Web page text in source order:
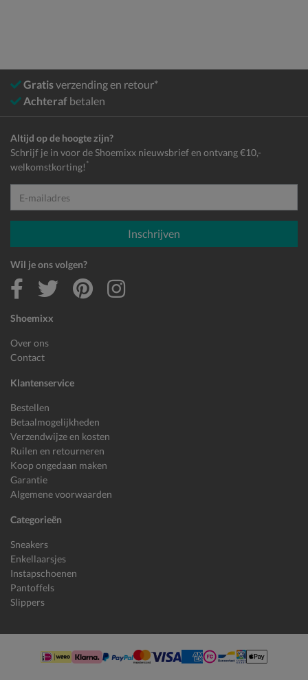
Gratisverzending en retour*
Achteraf betalen
Shoemixx
Over ons
Contact
Klantenservice
Bestellen
Betaalmogelijkheden
Verzendwijze en kosten
Ruilen en retourneren
Koop ongedaan maken
Garantie
Algemene voorwaarden
Categorieën
Sneakers
Enkellaarsjes
Instapschoenen
Pantoffels
Slippers
Altijd op de hoogte zijn?
Schrijf je in voor de Shoemixx nieuwsbrief en ontvang €10,-
welkomstkorting! *
E-mailadres
Inschrijven
Wil je ons volgen?